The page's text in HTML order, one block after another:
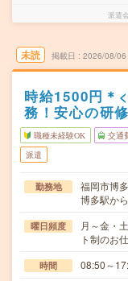
派遣
未読 掲載日 2026/08/06
時給1500円＊
務！安心の研
職種未経験OK 交通
派遣
勤務地
福岡市博
博多駅か
曜日頻度
月～金・
ト制のお
時間 08:50～